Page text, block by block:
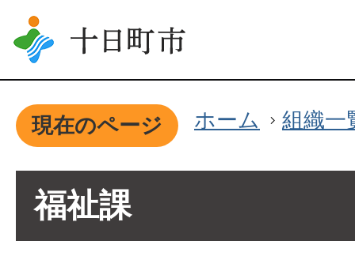
現在のページ ホーム 組織一
福祉課